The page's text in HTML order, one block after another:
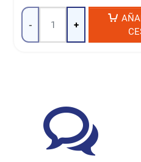
- +